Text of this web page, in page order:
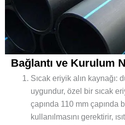
Bağlantı ve Kurulum
Sıcak eriyik alın kaynağı:
uygundur, özel bir sıcak
çapında 110 mm çapında
kullanılmasını gerektirir,